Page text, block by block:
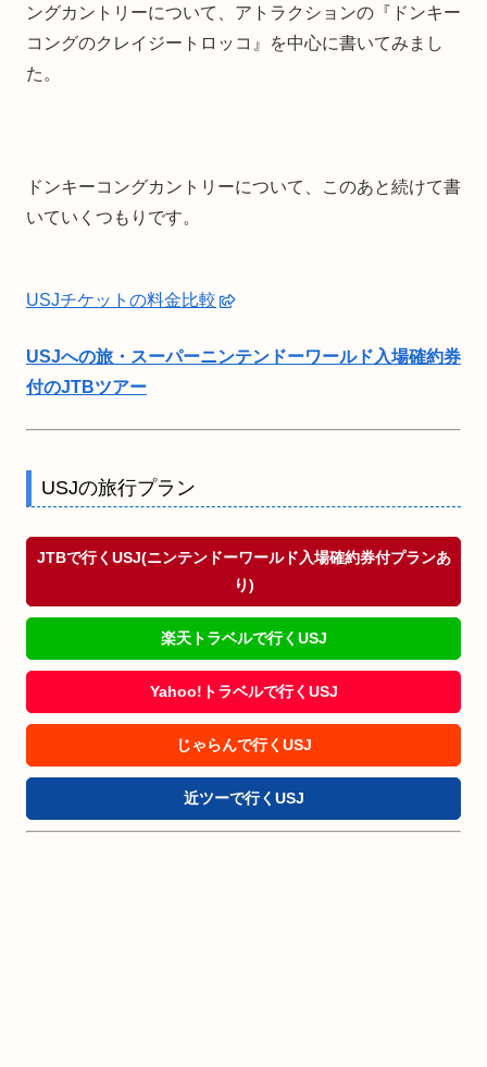
ングカントリーについて、アトラクションの『ドンキー
コングのクレイジートロッコ』を中心に書いてみまし
た。
ドンキーコングカントリーについて、このあと続けて書
いていくつもりです。
USJチケットの料金比較
USJへの旅・スーパーニンテンドーワールド入場確約券
付のJTBツアー
USJの旅行プラン
JTBで行くUSJ(ニンテンドーワールド入場確約券付プランあ
り)
楽天トラベルで行くUSJ
Yahoo!トラベルで行くUSJ
じゃらんで行くUSJ
近ツーで行くUSJ